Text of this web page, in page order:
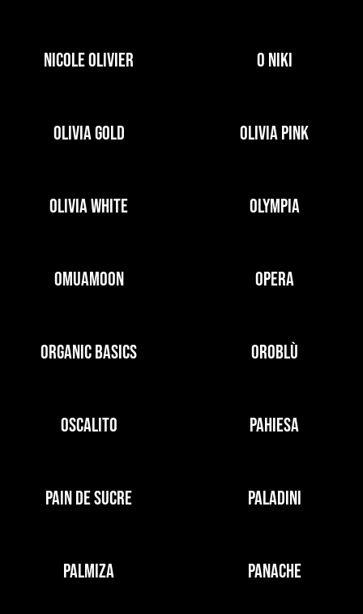
NICOLE OLIVIER O NIKI
OLIVIA GOLD OLIVIA PINK
OLIVIA WHITE OLYMPIA
OMUAMOON OPERA
ORGANIC BASICS OROBLÙ
OSCALITO PAHIESA
PAIN DE SUCRE PALADINI
PALMIZA PANACHE